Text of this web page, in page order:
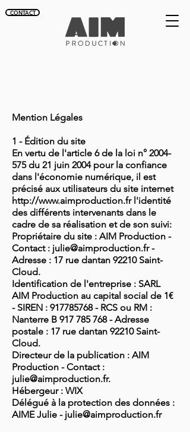
CONTACT
Mention Légales
1 - Édition du site
En vertu de l'article 6 de la loi n° 2004-
575 du 21 juin 2004 pour la confiance
dans l'économie numérique, il est
précisé aux utilisateurs du site internet
http://www.aimproduction.fr l'identité
des différents intervenants dans le
cadre de sa réalisation et de son suivi:
Propriétaire du site : AIM Production -
Contact : julie@aimproduction.fr -
Adresse : 17 rue dantan 92210 Saint-
Cloud.
Identification de l'entreprise : SARL
AIM Production au capital social de 1€
- SIREN : 917785768 - RCS ou RM :
Nanterre B 917 785 768 - Adresse
postale : 17 rue dantan 92210 Saint-
Cloud.
Directeur de la publication : AIM
Production - Contact :
julie@aimproduction.fr.
Hébergeur : WIX
Délégué à la protection des données :
AIME Julie - julie@aimproduction.fr